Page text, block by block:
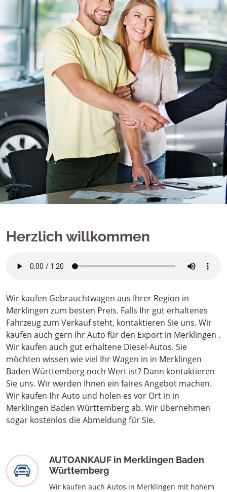
Herzlich willkommen
Wir kaufen Gebrauchtwagen aus Ihrer Region in
Merklingen zum besten Preis. Falls Ihr gut erhaltenes
Fahrzeug zum Verkauf steht, kontaktieren Sie uns. Wir
kaufen auch gern Ihr Auto für den Export in Merklingen .
Wir kaufen auch gut erhaltene Diesel-Autos. Sie
möchten wissen wie viel Ihr Wagen in in Merklingen
Baden Württemberg noch Wert ist? Dann kontaktieren
Sie uns. Wir werden Ihnen ein faires Angebot machen.
Wir kaufen Ihr Auto und holen es vor Ort in in
Merklingen Baden Württemberg ab. Wir übernehmen
sogar kostenlos die Abmeldung für Sie.
AUTOANKAUF in Merklingen Baden
Württemberg
Wir kaufen auch Autos in Merklingen mit hohem